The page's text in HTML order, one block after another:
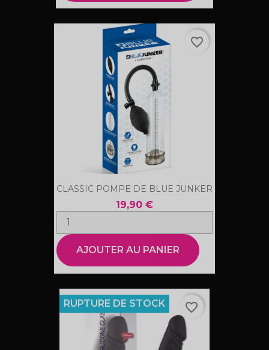
CLASSIC POMPE DE BLUE JUNKER
19,90 €
AJOUTER AU PANIER
favorite_border
RUPTURE DE STOCK favorite_border